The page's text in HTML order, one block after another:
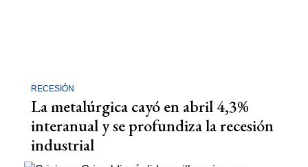
RECESIÓN
La metalúrgica cayó en abril 4,3%
interanual y se profundiza la recesión
industrial